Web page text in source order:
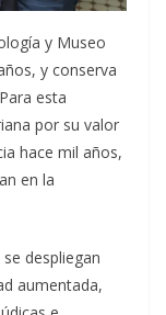
y Museo
y conserva
esta
por su valor
hace mil años,
en la
despliegan
aumentada,